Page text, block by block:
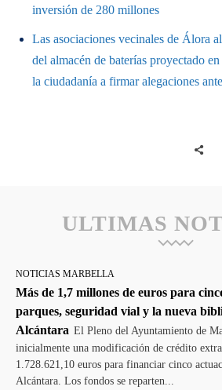
inversión de 280 millones
Las asociaciones vecinales de Álora
del almacén de baterías proyectado
la ciudadanía a firmar alegaciones
ULTIMAS
NOTICIAS MARBELLA
Más de 1,7 millones de euros para
parques, seguridad vial y la nueva
Alcántara El Pleno del Ayuntamiento de
inicialmente una modificación de crédito
1.728.621,10 euros para financiar cinco
Alcántara. Los fondos se reparten...